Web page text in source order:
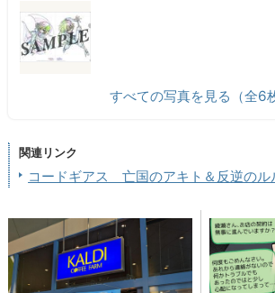
すべての写真を見る（全6
関連リンク
コードギアス 亡国のアキト＆反逆のル